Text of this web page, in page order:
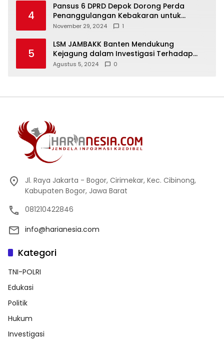
4
Pansus 6 DPRD Depok Dorong Perda
Penanggulangan Kebakaran untuk
Keselamatan Warga
November 29, 2024 1
5
LSM JAMBAKK Banten Mendukung
Kejagung dalam Investigasi Terhadap
Walikota Bandar Lampung
Agustus 5, 2024 0
Jl. Raya Jakarta - Bogor, Cirimekar, Kec. Cibinong,
Kabupaten Bogor, Jawa Barat
081210422846
info@harianesia.com
Kategori
TNI-POLRI
Edukasi
Politik
Hukum
Investigasi